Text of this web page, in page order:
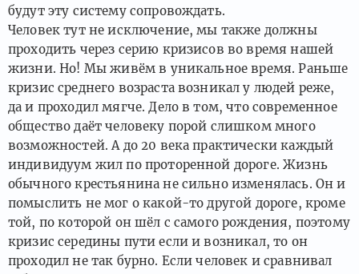
будут эту систему сопровождать.
Человек тут не исключение, мы также должны
проходить через серию кризисов во время нашей
жизни. Но! Мы живём в уникальное время. Раньше
кризис среднего возраста возникал у людей реже,
да и проходил мягче. Дело в том, что современное
общество даёт человеку порой слишком много
возможностей. А до 20 века практически каждый
индивидуум жил по проторенной дороге. Жизнь
обычного крестьянина не сильно изменялась. Он и
помыслить не мог о какой-то другой дороге, кроме
той, по которой он шёл с самого рождения, поэтому
кризис середины пути если и возникал, то он
проходил не так бурно. Если человек и сравнивал